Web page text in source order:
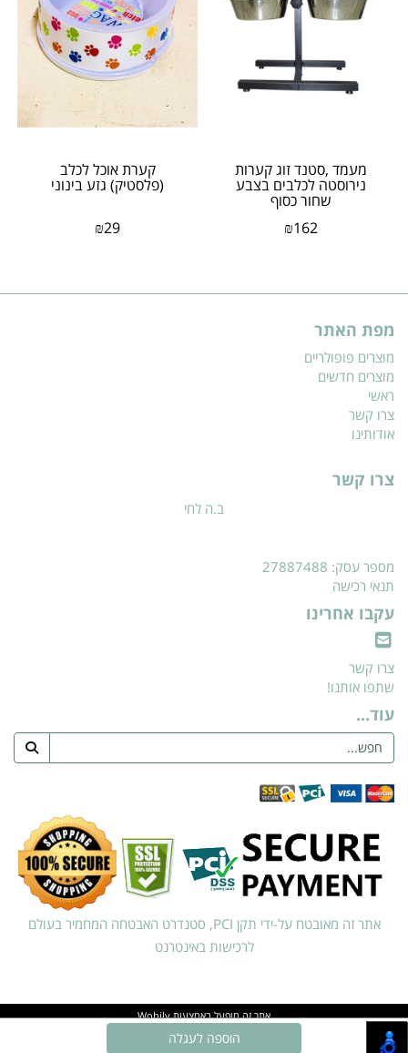
מעמד ,סטנד זוג קערות
נירוסטה לכלבים בצבע
שחור כסוף
₪162
קערת אוכל לכלב
(פלסטיק) גזע בינוני
₪29
מפת האתר
מוצרים פופולריים
מוצרים חדשים
ראשי
צרו קשר
אודותינו
צרו קשר
ב.ה לחי
מספר עסק: 27887488
תנאי רכישה
עקבו אחרינו
צרו קשר
שתפו אותנו!
עוד...
אתר זה מאובטח על-ידי תקן PCI, סטנדרט האבטחה המחמיר בעולם
לרכישות באינטרנט
אתר זה מופעל באמצעותWobily